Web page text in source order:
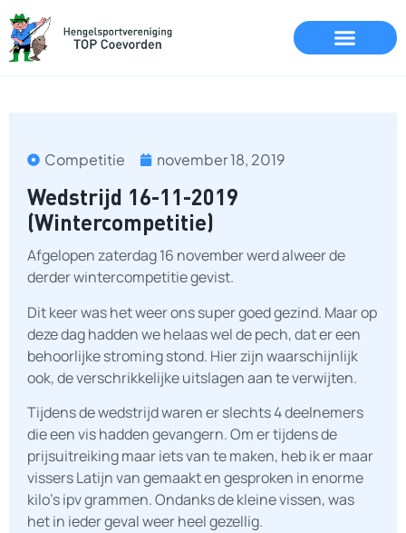
Competitie november 18, 2019
Wedstrijd 16-11-2019
(Wintercompetitie)
Afgelopen zaterdag 16 november werd alweer de
derder wintercompetitie gevist.
Dit keer was het weer ons super goed gezind. Maar op
deze dag hadden we helaas wel de pech, dat er een
behoorlijke stroming stond. Hier zijn waarschijnlijk
ook, de verschrikkelijke uitslagen aan te verwijten.
Tijdens de wedstrijd waren er slechts 4 deelnemers
die een vis hadden gevangern. Om er tijdens de
prijsuitreiking maar iets van te maken, heb ik er maar
vissers Latijn van gemaakt en gesproken in enorme
kilo’s ipv grammen. Ondanks de kleine vissen, was
het in ieder geval weer heel gezellig.